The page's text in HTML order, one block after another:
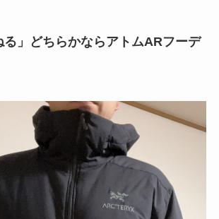
る」どちらかならアトムARフーデ